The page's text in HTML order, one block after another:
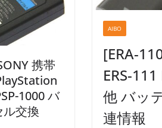
携帯
1000 バ
ル交換
AIBO
[ERA-
ERS-
他 バッ
連情報